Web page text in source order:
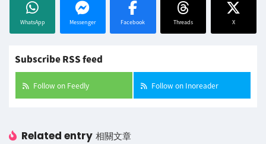
WhatsApp Messenger Facebook Threads X
Subscribe RSS feed
Follow on Feedly Follow on Inoreader
Related entry 相關文章